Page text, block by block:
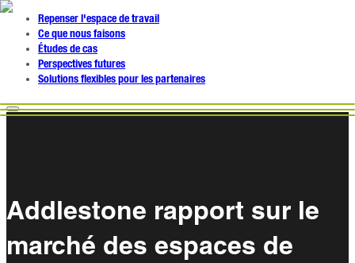
Repenser l'espace de travail
Ce que nous faisons
Études de cas
Perspectives futures
Solutions flexibles pour les partenaires
Addlestone rapport sur le
marché des espaces de